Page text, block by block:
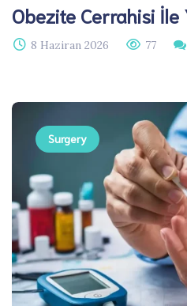
Obezite Cerrahisi İle
8 Haziran 2026 77
Surgery